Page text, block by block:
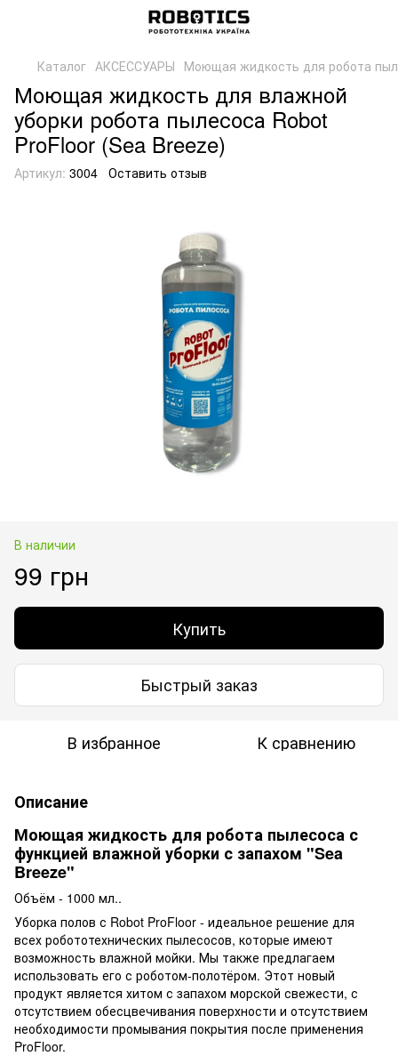
Каталог АКСЕССУАРЫ Моющая жидкость для робота
Моющая жидкость для влажной
уборки робота пылесоса Robot
ProFloor (Sea Breeze)
Артикул: 3004 Оставить отзыв
В наличии
99 грн
Купить
Быстрый заказ
В избранное К сравнению
Описание
Моющая жидкость для робота пылесоса с
функцией влажной уборки с запахом "Sea
Breeze"
Объём - 1000 мл..
Уборка полов с Robot ProFloor - идеальное решение для
всех робототехнических пылесосов, которые имеют
возможность влажной мойки. Мы также предлагаем
использовать его с роботом-полотёром. Этот новый
продукт является хитом с запахом морской свежести, с
отсутствием обесцвечивания поверхности и отсутствием
необходимости промывания покрытия после применения
ProFloor.